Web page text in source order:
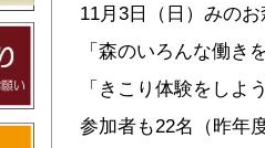
11月3日（日）みの
「森のいろんな働き
「きこり体験をしよ
参加者も22名（昨年